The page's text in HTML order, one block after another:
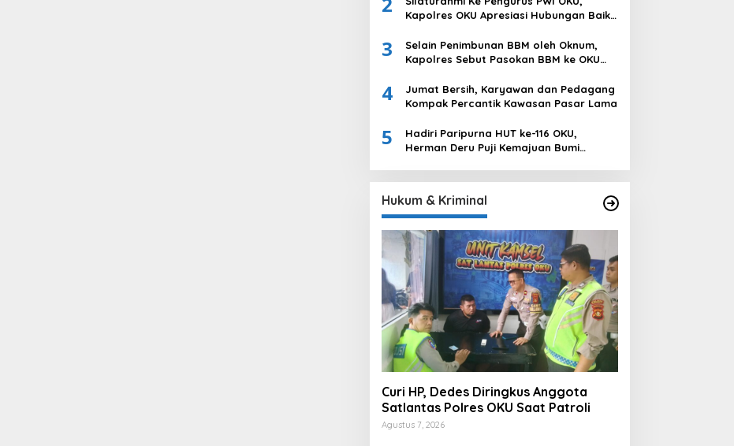
Ogan Komering Ulu
Kapolres OKU Apresiasi Hubungan Baik
3
Selain Penimbunan BBM oleh Oknum,
Kapolres Sebut Pasokan BBM ke OKU
Bungkam
4
Jumat Bersih, Karyawan dan Pedagang
Kompak Percantik Kawasan Pasar Lama
5
Hadiri Paripurna HUT ke-116 OKU,
Herman Deru Puji Kemajuan Bumi
Hukum & Kriminal
Curi HP, Dedes Diringkus Anggota
Satlantas Polres OKU Saat Patroli
Agustus 7, 2026